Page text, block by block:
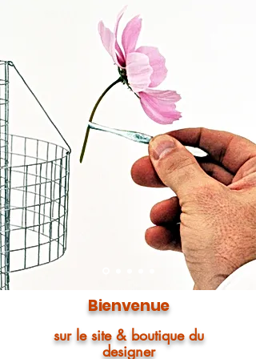
Bienvenue
sur le site & boutique du
designer